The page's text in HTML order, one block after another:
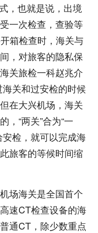
，也就是说，出境
一次检查，查验等
箱检查时，海关与
，对旅客的隐私保
关旅检一科赵兆介
关和过安检的时候
在大兴机场，海关
，“两关”合为“一
检，就可以完成海
旅客的等候时间缩
海关是全国首个
速CT检查设备的海
通CT，除少数重点